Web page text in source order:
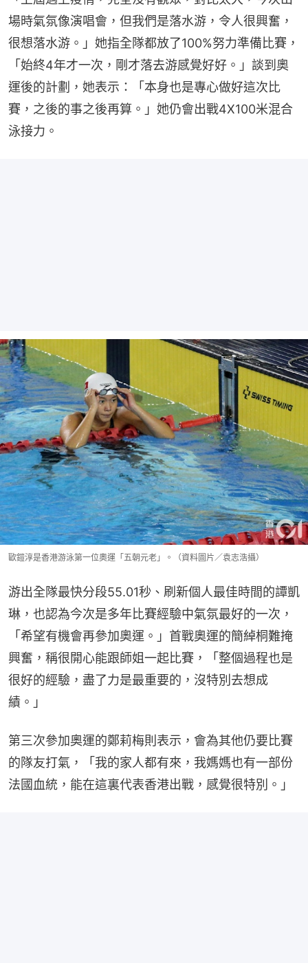
場時氣氛像演唱會，但我們是落水游，令人很興奮，
很想落水游。」她指全隊都放了100%努力準備比賽，
「始終4年才一次，剛才落去游感覺好好。」談到奧
運後的計劃，她表示：「本身也是專心做好這次比
賽，之後的事之後再算。」她仍會出戰4X100米混合
泳接力。
歐鎧淳是香港游泳第一位奧運「五朝元老」。（資料圖片／袁志浩攝）
游出全隊最快分段55.01秒、刷新個人最佳時間的譚凱
琳，也認為今次是多年比賽經驗中氣氛最好的一次，
「希望有機會再參加奧運。」首戰奧運的簡綽桐難掩
興奮，稱很開心能跟師姐一起比賽，「整個過程也是
很好的經驗，盡了力是最重要的，沒特別去想成
績。」
第三次參加奧運的鄭莉梅則表示，會為其他仍要比賽
的隊友打氣，「我的家人都有來，我媽媽也有一部份
法國血統，能在這裏代表香港出戰，感覺很特別。」